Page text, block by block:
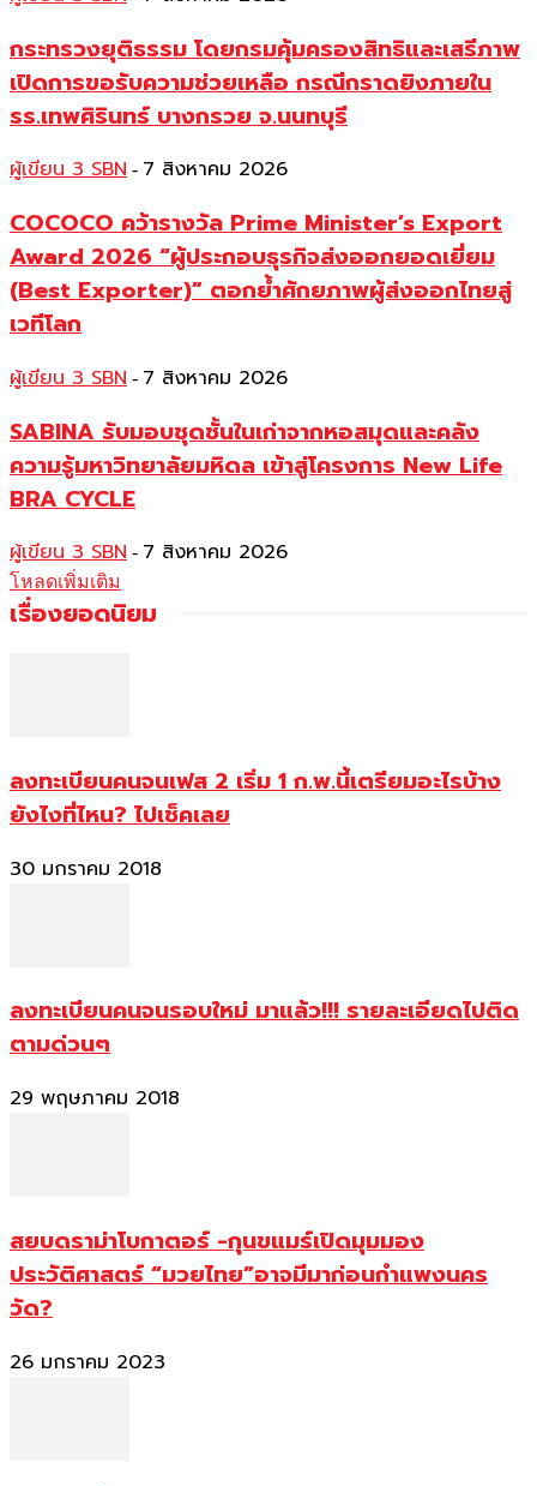
กระทรวงยุติธรรม โดยกรมคุ้มครองสิทธิและเสรีภาพ
เปิดการขอรับความช่วยเหลือ กรณีกราดยิงภายใน
รร.เทพศิรินทร์ บางกรวย จ.นนทบุรี
ผู้เขียน 3 SBN - 7 สิงหาคม 2026
COCOCO คว้ารางวัล Prime Minister’s Export
Award 2026 “ผู้ประกอบธุรกิจส่งออกยอดเยี่ยม
(Best Exporter)” ตอกย้ำศักยภาพผู้ส่งออกไทยสู่
เวทีโลก
ผู้เขียน 3 SBN - 7 สิงหาคม 2026
SABINA รับมอบชุดชั้นในเก่าจากหอสมุดและคลัง
ความรู้มหาวิทยาลัยมหิดล เข้าสู่โครงการ New Life
BRA CYCLE
ผู้เขียน 3 SBN - 7 สิงหาคม 2026
โหลดเพิ่มเติม
เรื่องยอดนิยม
ลงทะเบียนคนจนเฟส 2 เริ่ม 1 ก.พ.นี้เตรียมอะไรบ้าง
ยังไงที่ไหน? ไปเช็คเลย
30 มกราคม 2018
ลงทะเบียนคนจนรอบใหม่ มาแล้ว!!! รายละเอียดไปติด
ตามด่วนๆ
29 พฤษภาคม 2018
สยบดราม่าโบกาตอร์ -กุนขแมร์เปิดมุมมอง
ประวัติศาสตร์ “มวยไทย”อาจมีมาก่อนกำแพงนคร
วัด?
26 มกราคม 2023